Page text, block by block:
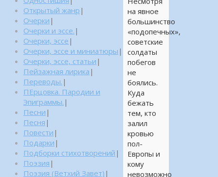
на явное
большинство
«подопечных»,
советские
солдаты
побегов
не
боялись.
Куда
бежать
тем, кто
залил
кровью
пол-
Европы и
кому
невозможно
Открытый жанр |
Очерки |
Очерки и эссе. |
Очерки, эссе |
Очерки, эссе и миниатюры |
Очерки, эссе, статьи |
Пейзажная лирика |
Переводы. |
ПЕрцовка. Пародии и
Эпиграммы. |
Песни |
Песня |
Повести |
Подарки |
Подборки стихотворений |
Поэзия |
Поэзия (Ветхий Завет) |